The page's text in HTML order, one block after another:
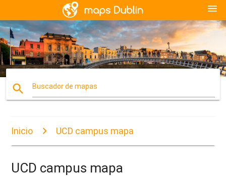
menu
search Buscador de mapas
Inicio UCD campus mapa
UCD campus mapa